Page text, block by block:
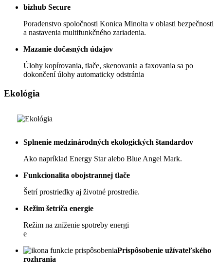
bizhub Secure
Poradenstvo spoločnosti Konica Minolta v oblasti bezpečnosti
a nastavenia multifunkčného zariadenia.
Mazanie dočasných údajov
Úlohy kopírovania, tlače, skenovania a faxovania sa po
dokončení úlohy automaticky odstránia
Ekológia
Splnenie medzinárodných ekologických štandardov
Ako napríklad Energy Star alebo Blue Angel Mark.
Funkcionalita obojstrannej tlače
Šetrí prostriedky aj životné prostredie.
Režim šetriča energie
Režim na zníženie spotreby energi
e
Prispôsobenie užívateľského
rozhrania